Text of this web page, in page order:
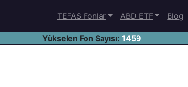
TEFAS Fonlar ABD ETF Blog
Yükselen Fon Sayısı: 1459